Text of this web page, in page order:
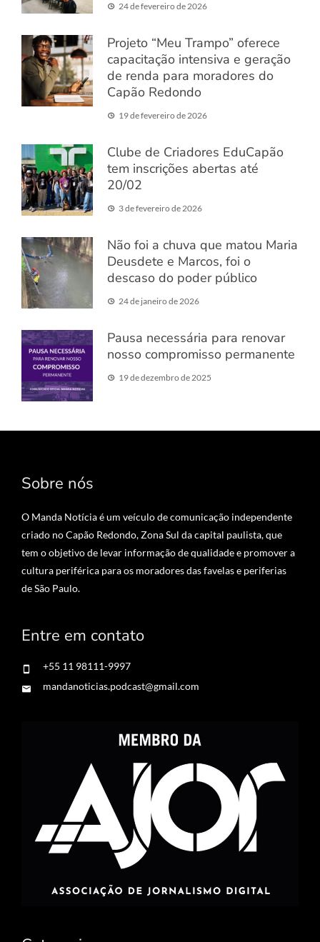
24 de fevereiro de 2026
Projeto “Meu Trampo” oferece
capacitação intensiva e geração
de renda para moradores do
Capão Redondo
19 de fevereiro de 2026
Clube de Criadores EduCapão
tem inscrições abertas até
20/02
3 de fevereiro de 2026
Não foi a chuva que matou Maria
Deusdete e Marcos, foi o
descaso do poder público
24 de janeiro de 2026
Pausa necessária para renovar
nosso compromisso permanente
19 de dezembro de 2025
Sobre nós
O Manda Notícia é um veículo de comunicação independente
criado no Capão Redondo, Zona Sul da capital paulista, que
tem o objetivo de levar informação de qualidade e promover a
cultura periférica para os moradores das favelas e periferias
de São Paulo.
Entre em contato
+55 11 98111-9997
mandanoticias.podcast@gmail.com